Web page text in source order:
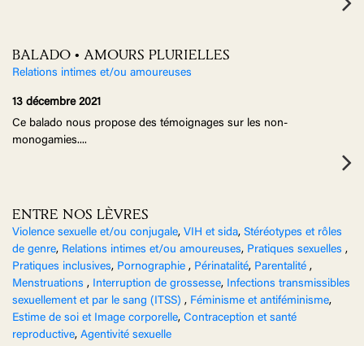
BALADO • AMOURS PLURIELLES
Relations intimes et/ou amoureuses
13 décembre 2021
Ce balado nous propose des témoignages sur les non-
monogamies....
ENTRE NOS LÈVRES
Violence sexuelle et/ou conjugale, VIH et sida, Stéréotypes et rôles
de genre, Relations intimes et/ou amoureuses, Pratiques sexuelles ,
Pratiques inclusives, Pornographie , Périnatalité, Parentalité ,
Menstruations , Interruption de grossesse, Infections transmissibles
sexuellement et par le sang (ITSS) , Féminisme et antiféminisme,
Estime de soi et Image corporelle, Contraception et santé
reproductive, Agentivité sexuelle